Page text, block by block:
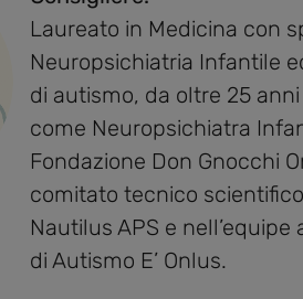
Laureato in Medicina con
Neuropsichiatria Infantile
di autismo, da oltre 25
come Neuropsichiatra
Fondazione Don Gnocchi
comitato tecnico
Nautilus APS e nell’equipe
di Autismo E’ Onlus.